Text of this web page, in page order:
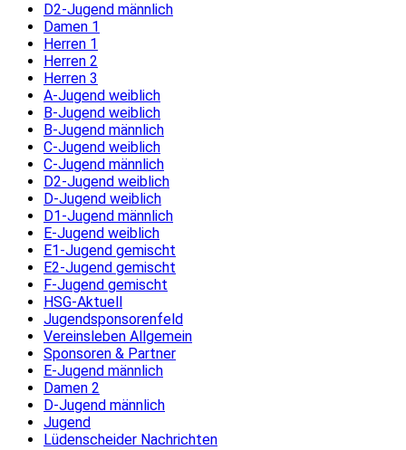
D2-Jugend männlich
Damen 1
Herren 1
Herren 2
Herren 3
A-Jugend weiblich
B-Jugend weiblich
B-Jugend männlich
C-Jugend weiblich
C-Jugend männlich
D2-Jugend weiblich
D-Jugend weiblich
D1-Jugend männlich
E-Jugend weiblich
E1-Jugend gemischt
E2-Jugend gemischt
F-Jugend gemischt
HSG-Aktuell
Jugendsponsorenfeld
Vereinsleben Allgemein
Sponsoren & Partner
E-Jugend männlich
Damen 2
D-Jugend männlich
Jugend
Lüdenscheider Nachrichten